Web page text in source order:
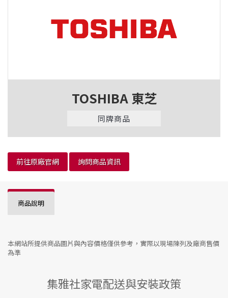
TOSHIBA 東芝
同牌商品
前往原廠官網 詢問商品資訊
商品說明
本網站所提供商品圖片與內容價格僅供參考，實際以現場陳列及廠商售價
為準
集雅社家電配送與安裝政策